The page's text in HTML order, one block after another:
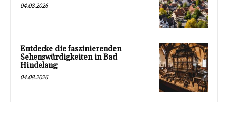
04.08.2026
Entdecke die faszinierenden
Sehenswürdigkeiten in Bad
Hindelang
04.08.2026